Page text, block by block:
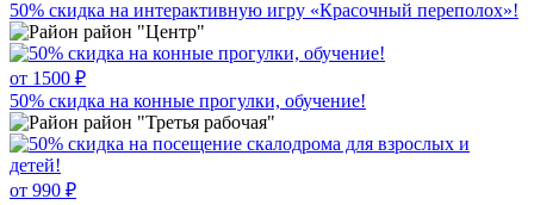
50% скидка на интерактивную игру «Красочный переполох»!
район "Центр"
от 1500 ₽
50% скидка на конные прогулки, обучение!
район "Третья рабочая"
от 990 ₽